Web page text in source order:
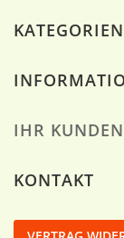
KATEGORIEN
IHR
KONTAKT